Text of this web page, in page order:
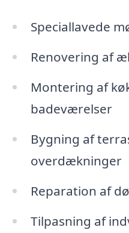
Speciallavede
Renovering af
Montering af
badeværelser
Bygning af
overdækninger
Reparation af
Tilpasning af